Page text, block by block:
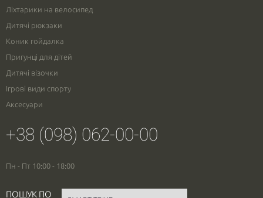
Ліхтарики на велосипед
Дитячі рюкзаки
Коник гойдалка
Пригунці для дітей
Дитячі візочки
Ігрові види спорту
Аксесуари
+38 (098) 062-00-00
Пн - Пт 10:00 - 18:00
ПОШУК ПО